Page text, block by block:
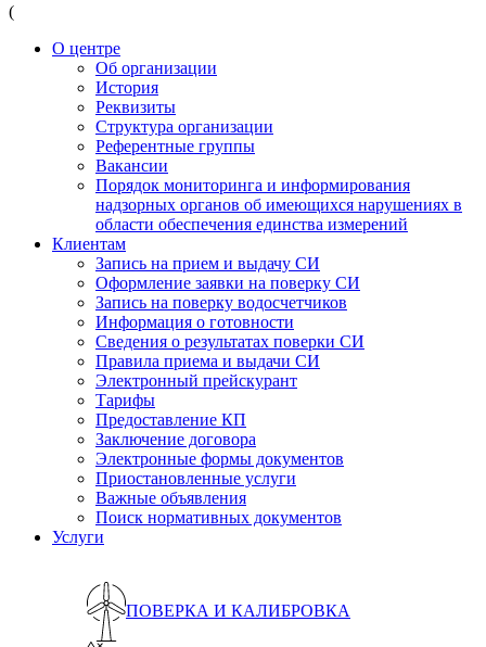
(
О центре
Об организации
История
Реквизиты
Структура организации
Референтные группы
Вакансии
Порядок мониторинга и информирования
надзорных органов об имеющихся нарушениях в
области обеспечения единства измерений
Клиентам
Запись на прием и выдачу СИ
Оформление заявки на поверку СИ
Запись на поверку водосчетчиков
Информация о готовности
Сведения о результатах поверки СИ
Правила приема и выдачи СИ
Электронный прейскурант
Тарифы
Предоставление КП
Заключение договора
Электронные формы документов
Приостановленные услуги
Важные объявления
Поиск нормативных документов
Услуги
ПОВЕРКА И КАЛИБРОВКА